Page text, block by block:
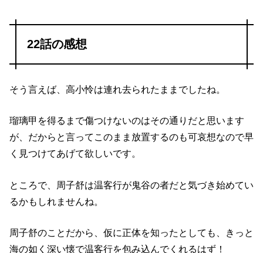
22話の感想
そう言えば、高小怜は連れ去られたままでしたね。
瑠璃甲を得るまで傷つけないのはその通りだと思います
が、だからと言ってこのまま放置するのも可哀想なので早
く見つけてあげて欲しいです。
ところで、周子舒は温客行が鬼谷の者だと気づき始めてい
るかもしれませんね。
周子舒のことだから、仮に正体を知ったとしても、きっと
海の如く深い懐で温客行を包み込んでくれるはず！